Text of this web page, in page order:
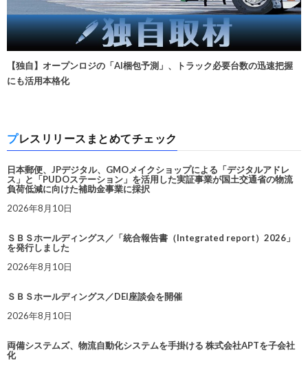
【独自】オープンロジの「AI梱包予測」、トラック必要台数の迅速把握
にも活用本格化
プレスリリースまとめてチェック
日本郵便、JPデジタル、GMOメイクショップによる「デジタルアドレ
ス」と「PUDOステーション」を活用した実証事業が国土交通省の物流
負荷低減に向けた補助金事業に採択
2026年8月10日
ＳＢＳホールディングス／「統合報告書（Integrated report）2026」
を発行しました
2026年8月10日
ＳＢＳホールディングス／DEI座談会を開催
2026年8月10日
両備システムズ、物流自動化システムを手掛ける 株式会社APTを子会社
化